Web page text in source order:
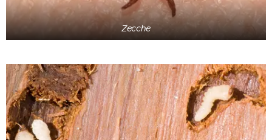
Zecche